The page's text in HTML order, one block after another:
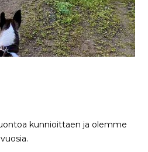
kunnioittaen ja olemme